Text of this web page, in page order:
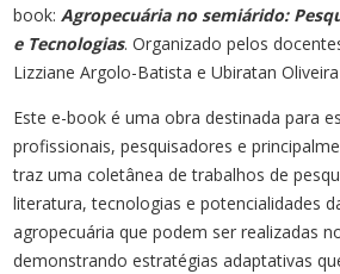
book:Agropecuária no semiárido:
e Tecnologias. Organizado pelos
Lizziane Argolo-Batista e Ubiratan
Este e-book é uma obra destinada para
profissionais, pesquisadores e
traz uma coletânea de trabalhos de
literatura, tecnologias e potencialidades
agropecuária que podem ser realizadas
demonstrando estratégias adaptativas